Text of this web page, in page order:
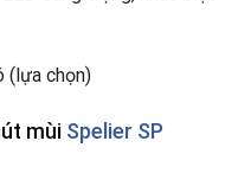
(lựa chọn)
mùi Spelier SP